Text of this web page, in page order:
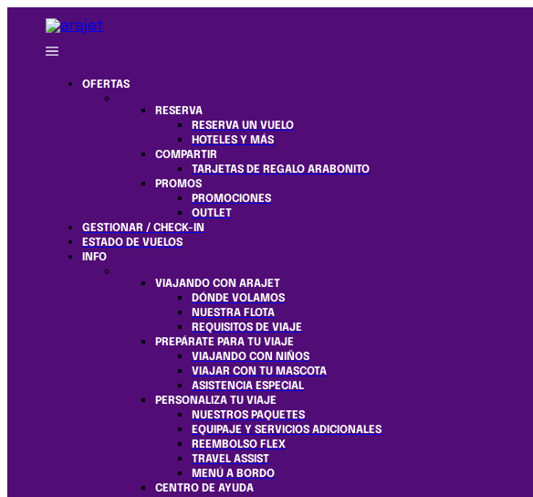
OFERTAS
RESERVA
RESERVA UN VUELO
HOTELES Y MÁS
COMPARTIR
TARJETAS DE REGALO ARABONITO
PROMOS
PROMOCIONES
OUTLET
GESTIONAR / CHECK-IN
ESTADO DE VUELOS
INFO
VIAJANDO CON ARAJET
DÓNDE VOLAMOS
NUESTRA FLOTA
REQUISITOS DE VIAJE
PREPÁRATE PARA TU VIAJE
VIAJANDO CON NIÑOS
VIAJAR CON TU MASCOTA
ASISTENCIA ESPECIAL
PERSONALIZA TU VIAJE
NUESTROS PAQUETES
EQUIPAJE Y SERVICIOS ADICIONALES
REEMBOLSO FLEX
TRAVEL ASSIST
MENÚ A BORDO
CENTRO DE AYUDA